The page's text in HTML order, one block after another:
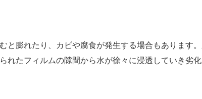
と膨れたり、カビや腐食が発生する場合もあります
れたフィルムの隙間から水が徐々に浸透していき劣